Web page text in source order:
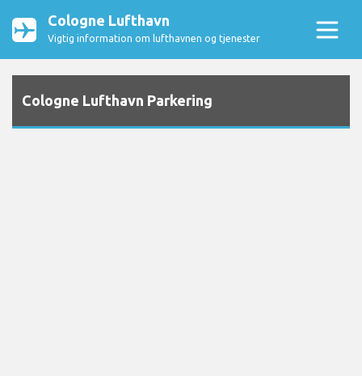
Cologne Lufthavn
Vigtig information om lufthavnen og tjenester
Cologne Lufthavn Parkering